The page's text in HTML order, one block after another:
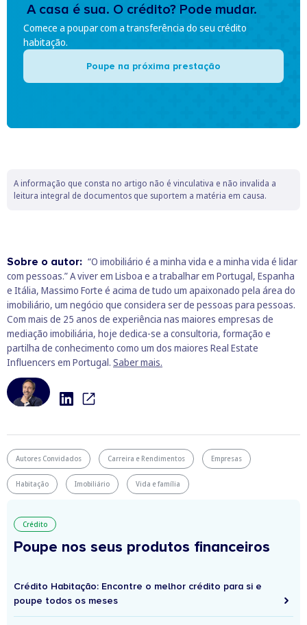
A casa é sua. O crédito? Pode mudar.
Comece a poupar com a transferência do seu crédito
habitação.
Poupe na próxima prestação
A informação que consta no artigo não é vinculativa e não invalida a
leitura integral de documentos que suportem a matéria em causa.
Sobre o autor: “O imobiliário é a minha vida e a minha vida é lidar
com pessoas.” A viver em Lisboa e a trabalhar em Portugal, Espanha
e Itália, Massimo Forte é acima de tudo um apaixonado pela área do
imobiliário, um negócio que considera ser de pessoas para pessoas.
Com mais de 25 anos de experiência nas maiores empresas de
mediação imobiliária, hoje dedica-se a consultoria, formação e
partilha de conhecimento como um dos maiores Real Estate
Influencers em Portugal. Saber mais.
Autores Convidados Carreira e Rendimentos Empresas
Habitação Imobiliário Vida e família
Crédito
Poupe nos seus produtos financeiros
Crédito Habitação: Encontre o melhor crédito para si e
poupe todos os meses